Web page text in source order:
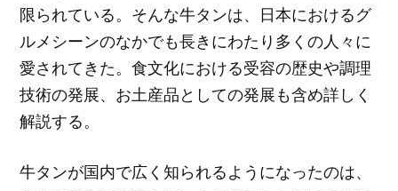
限られている。そんな牛タンは、日本におけるグ
ルメシーンのなかでも長きにわたり多くの人々に
愛されてきた。食文化における受容の歴史や調理
技術の発展、お土産品としての発展も含め詳しく
解説する。
牛タンが国内で広く知られるようになったのは、